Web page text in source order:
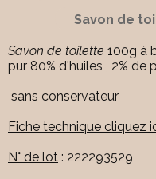
Savon de
Savon de toilette 100g à
pur 80% d'huiles , 2% de
sans conservateur
Fiche technique cliquez
N° de lot : 222293529